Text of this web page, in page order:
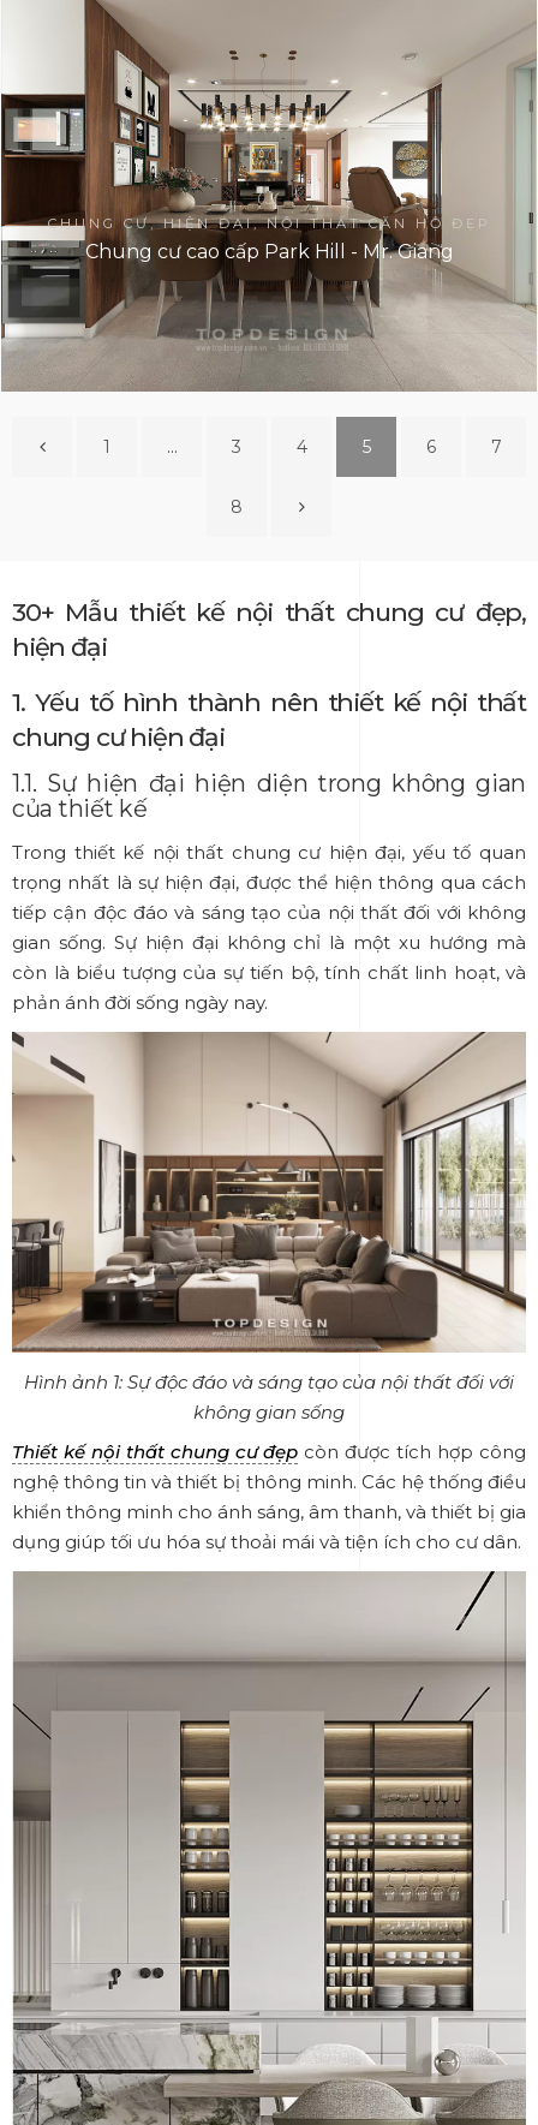
CHUNG CƯ, HIỆN ĐẠI, NỘI THẤT CĂN HỘ ĐẸP
Chung cư cao cấp Park Hill - Mr. Giang
1 … 3 4 5 6 7
8
30+ Mẫu thiết kế nội thất chung cư đẹp,
hiện đại
1. Yếu tố hình thành nên thiết kế nội thất
chung cư hiện đại
1.1. Sự hiện đại hiện diện trong không gian
của thiết kế
Trong thiết kế nội thất chung cư hiện đại, yếu tố quan
trọng nhất là sự hiện đại, được thể hiện thông qua cách
tiếp cận độc đáo và sáng tạo của nội thất đối với không
gian sống. Sự hiện đại không chỉ là một xu hướng mà
còn là biểu tượng của sự tiến bộ, tính chất linh hoạt, và
phản ánh đời sống ngày nay.
Hình ảnh 1: Sự độc đáo và sáng tạo của nội thất đối với
không gian sống
Thiết kế nội thất chung cư đẹp còn được tích hợp công
nghệ thông tin và thiết bị thông minh. Các hệ thống điều
khiển thông minh cho ánh sáng, âm thanh, và thiết bị gia
dụng giúp tối ưu hóa sự thoải mái và tiện ích cho cư dân.